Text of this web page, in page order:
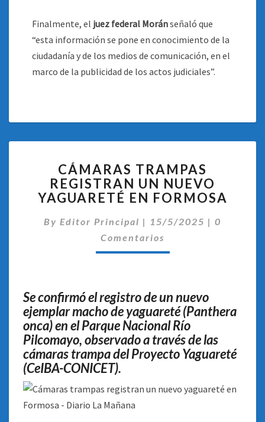
Finalmente, el juez federal Moránseñaló que
“esta información se pone en conocimiento de la
ciudadanía y de los medios de comunicación, en el
marco de la publicidad de los actos judiciales”.
TRAMPAS
REGISTRAN
UN
YAGUARETÉ
EN
CÁMARAS TRAMPAS
REGISTRAN UN NUEVO
YAGUARETÉ EN FORMOSA
By Editor Principal | 15/5/2025 | 0
Comentarios
Se confirmó el registro de un nuevo
ejemplar macho de yaguareté (Panthera
onca) en el Parque Nacional Río
Pilcomayo, observado a través de las
cámaras trampa del Proyecto Yaguareté
(CeIBA-CONICET).